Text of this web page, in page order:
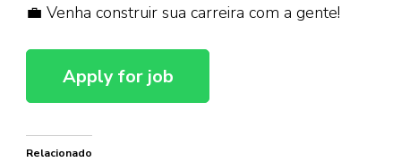
💼 Venha construir sua carreira com a gente!
Relacionado